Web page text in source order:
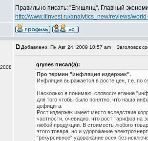
Правильно писать: "Егишянц". Главный
http://www.itinvest.ru/analytics_new/reviews/
Добавлено: Пн Авг 24, 2009 10:57 am Заголовок
grynes писал(а):
Про термин "инфляция издержек".
Инфляция выражается в росте цен, т.е. по
Насколько я понимаю, словосочетание
для того чтобы было понятно, что наша
дефицита.
Рост издержек имеет место вследствие
частности, очевидно, что рост тарифов на
любой продукции. В стоимость любого
этого товара, но и удорожание
"рекурсивное" удорожание всех без